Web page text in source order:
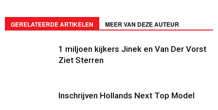
GERELATEERDE ARTIKELEN MEER VAN DEZE AUTEUR
1 miljoen kijkers Jinek en Van Der Vorst
Ziet Sterren
Inschrijven Hollands Next Top Model